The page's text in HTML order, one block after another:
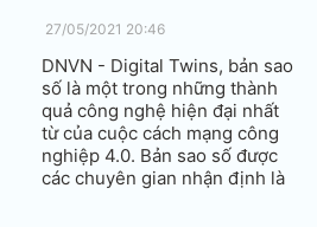
27/05/2021 20:46
DNVN - Digital Twins, bản sao
số là một trong những thành
quả công nghệ hiện đại nhất
từ của cuộc cách mạng công
nghiệp 4.0. Bản sao số được
các chuyên gian nhận định là